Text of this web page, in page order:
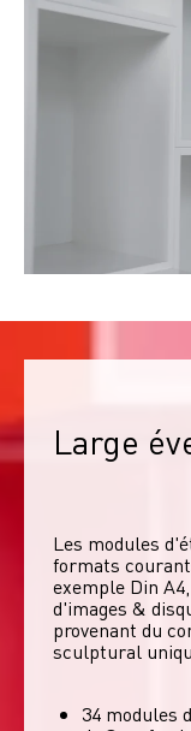
Large
Les modules
formats
exemple Din
d'images &
provenant du
sculptural
34 modules